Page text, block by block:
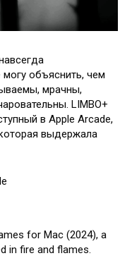
могу объяснить, чем
мрачны,
LIMBO+
в Apple Arcade,
выдержала